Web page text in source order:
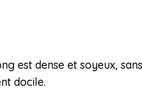
est dense et soyeux,
docile.